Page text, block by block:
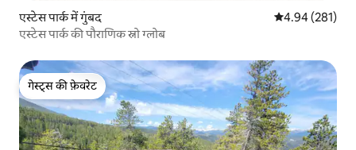
एस्टेस पार्क में गुंबद औसत रेटिंग 5 में से
4.94 (281)
एस्टेस पार्क की पौराणिक स्नो ग्लोब
गेस्ट्स की फ़ेवरेट
गेस्ट्स की फ़ेवरेट